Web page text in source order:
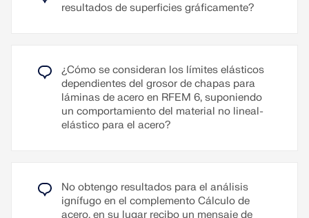
Isótropo | Plástico (superficies/sólidos)) y está
Leer más
de base y uniones placa a placa. El acotado
Leer más
resultados de superficies gráficamente?
¿Cómo se consideran los límites elásticos
dependientes del grosor de chapas para
láminas de acero en RFEM 6, suponiendo
un comportamiento del material no lineal-
elástico para el acero?
No obtengo resultados para el análisis
ignífugo en el complemento Cálculo de
acero, en su lugar recibo un mensaje de